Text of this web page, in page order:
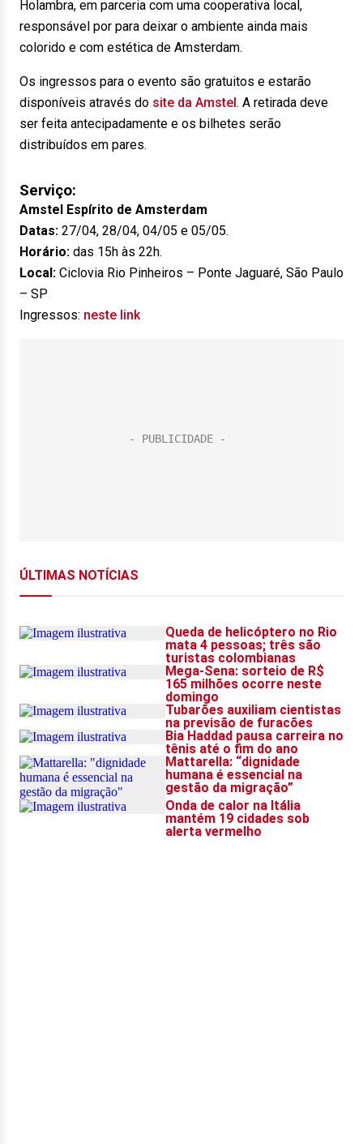
Holambra, em parceria com uma cooperativa local,
responsável por para deixar o ambiente ainda mais
colorido e com estética de Amsterdam.
Os ingressos para o evento são gratuitos e estarão
disponíveis através do site da Amstel. A retirada deve
ser feita antecipadamente e os bilhetes serão
distribuídos em pares.
Serviço:
Amstel Espírito de Amsterdam
Datas: 27/04, 28/04, 04/05 e 05/05.
Horário: das 15h às 22h.
Local: Ciclovia Rio Pinheiros – Ponte Jaguaré, São Paulo
– SP
Ingressos: neste link